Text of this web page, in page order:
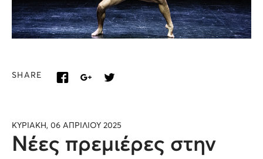
SHARE
ΚΥΡΙΑΚΗ, 06 ΑΠΡΙΛΙΟΥ 2025
Νέες πρεμιέρες στην